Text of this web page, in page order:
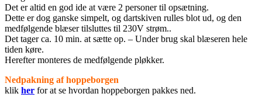
Det er altid en god ide at være 2 personer til opsætning.
Dette er dog ganske simpelt, og dartskiven rulles blot ud, og den
medfølgende blæser tilsluttes til 230V strøm..
Det tager ca. 10 min. at sætte op. – Under brug skal blæseren hele
tiden køre.
Herefter monteres de medfølgende pløkker.
Nedpakning af hoppeborgen
klik her for at se hvordan hoppeborgen pakkes ned.